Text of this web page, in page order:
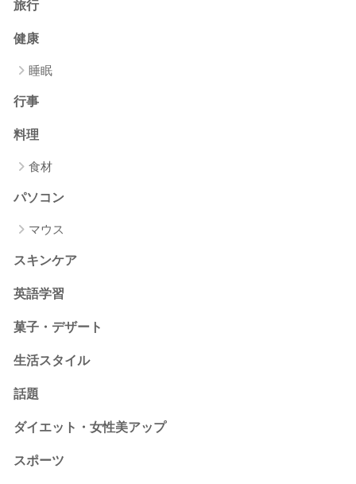
旅行
健康
睡眠
行事
料理
食材
パソコン
マウス
スキンケア
英語学習
菓子・デザート
生活スタイル
話題
ダイエット・女性美アップ
スポーツ